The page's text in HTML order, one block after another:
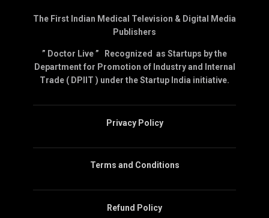
The First Indian Medical Television & Digital Media
Publishers
” Doctor Live ” Recognized as Startups by the
Department for Promotion of Industry and Internal
Trade ( DPIIT ) under the Startup India initiative.
Privacy Policy
Terms and Conditions
Refund Policy